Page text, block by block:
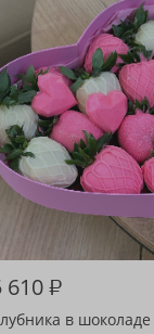
610₽
в шоколаде